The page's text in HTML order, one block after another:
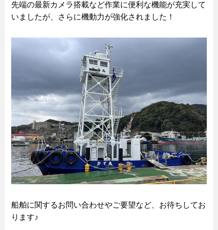
先端の最新カメラ搭載など作業に便利な機能が充実して
いましたが、さらに機動力が強化されました！
船舶に関するお問い合わせやご要望など、お待ちしてお
ります♪